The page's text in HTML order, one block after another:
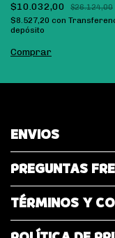
$10.032,00
$26.124,00
$8.527,20 con
depósito
Comprar
ENVIOS
PREGUNTAS
TÉRMINOS Y